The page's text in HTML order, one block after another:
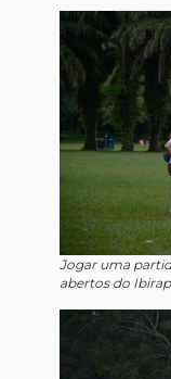
Jogar uma
abertos do